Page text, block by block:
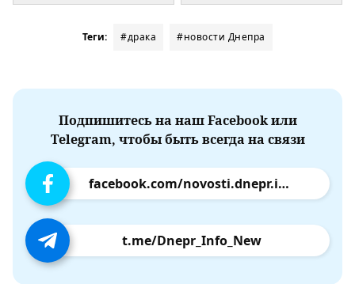
Теги: #драка #новости Днепра
Подпишитесь на наш Facebook или
Telegram, чтобы быть всегда на связи
facebook.com/novosti.dnepr.info
t.me/Dnepr_Info_New